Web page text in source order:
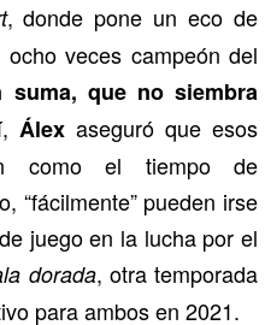
, donde pone un eco de
veces campeón del
suma, que no siembra
Álex aseguró que esos
como el tiempo de
“fácilmente” pueden irse
juego en la lucha por el
dorada, otra temporada
para ambos en 2021.